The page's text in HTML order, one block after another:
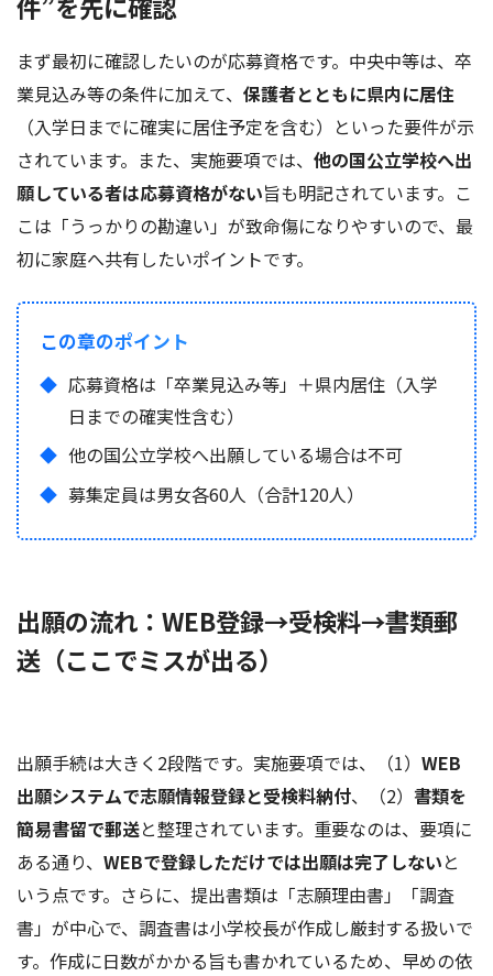
まず最初に確認したいのが応募資格です。中央中等は、卒
業見込み等の条件に加えて、 保護者とともに県内に居住
（入学日までに確実に居住予定を含む）といった要件が示
されています。また、実施要項では、 他の国公立学校へ出
願している者は応募資格がない旨も明記されています。こ
こは「うっかりの勘違い」が致命傷になりやすいので、最
初に家庭へ共有したいポイントです。
この章のポイント
応募資格は「卒業見込み等」＋県内居住（入学
日までの確実性含む）
他の国公立学校へ出願している場合は不可
募集定員は男女各60人（合計120人）
出願の流れ：WEB登録→受検料→書類郵
送（ここでミスが出る）
出願手続は大きく2段階です。実施要項では、（1） WEB
出願システムで志願情報登録と受検料納付、（2） 書類を
簡易書留で郵送と整理されています。重要なのは、要項に
ある通り、 WEBで登録しただけでは出願は完了しないと
いう点です。さらに、提出書類は「志願理由書」「調査
書」が中心で、調査書は小学校長が作成し厳封する扱いで
す。作成に日数がかかる旨も書かれているため、早めの依